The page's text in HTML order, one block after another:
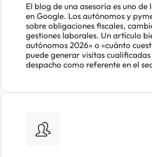
El blog de una asesoría es uno
en Google. Los autónomos y
sobre obligaciones fiscales,
gestiones laborales. Un artículo
autónomos 2026» o «cuánto
puede generar visitas
despacho como referente en el